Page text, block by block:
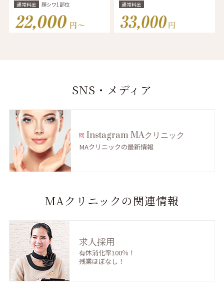
通常料金 顔シワ1部位 通常料金
SNS・メディア
Instagram MAクリニック
MAクリニックの最新情報
MAクリニックの関連情報
求人採用
有休消化率100％！
残業ほぼなし！